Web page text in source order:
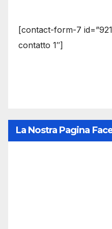
[contact-form-7
contatto 1″]
La Nostra Pagina